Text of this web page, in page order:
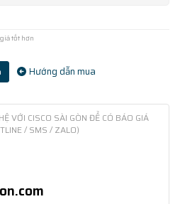
tốt hơn
Hướng dẫn mua
VỚI CISCO SÀI GÒN ĐỂ CÓ BÁO GIÁ
/ SMS / ZALO)